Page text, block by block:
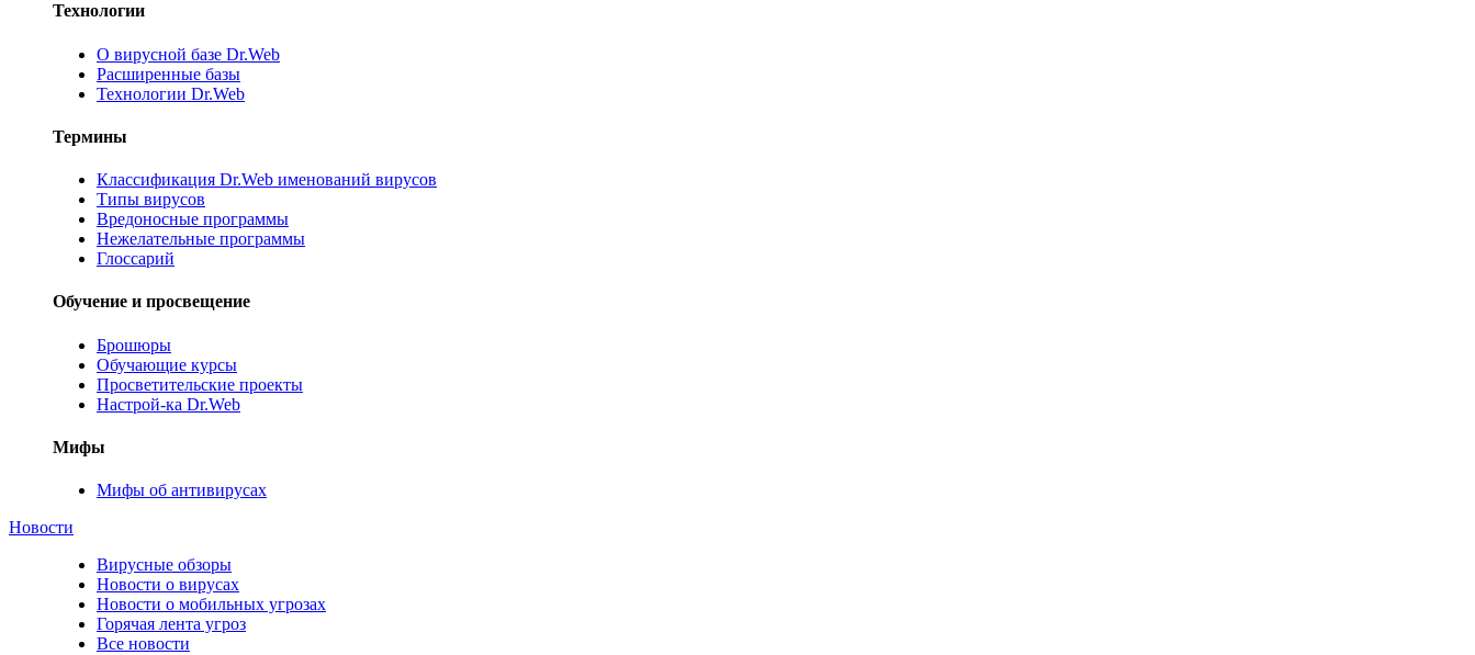
Технологии
О вирусной базе Dr.Web
Расширенные базы
Технологии Dr.Web
Термины
Классификация Dr.Web именований вирусов
Типы вирусов
Вредоносные программы
Нежелательные программы
Глоссарий
Обучение и просвещение
Брошюры
Обучающие курсы
Просветительские проекты
Настрой-ка Dr.Web
Мифы
Мифы об антивирусах
Новости
Вирусные обзоры
Новости о вирусах
Новости о мобильных угрозах
Горячая лента угроз
Все новости